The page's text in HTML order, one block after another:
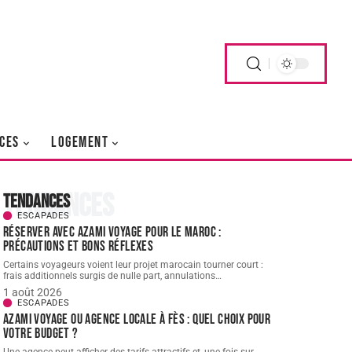
LOGEMENT
Tendances
Tendances
ESCAPADES
Réserver avec AZAMI VOYAGE pour le Maroc :
précautions et bons réflexes
Certains voyageurs voient leur projet marocain tourner court :
frais additionnels surgis de nulle part, annulations…
1 août 2026
ESCAPADES
AZAMI VOYAGE ou agence locale à Fès : quel choix pour
votre budget ?